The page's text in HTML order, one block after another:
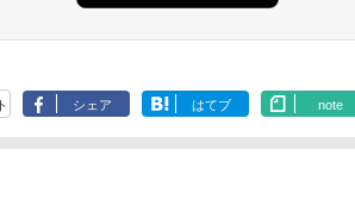
シェア はてブ note